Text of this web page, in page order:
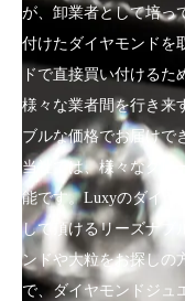
が、卸業者として培っ
付けたダイヤモンドを
ドで直接買い付ける
様々な業者間を行き来
ブルな価格でお届けで
当社では、様々なグレ
能です。Luxyのダイヤ
して頂けるリーズナブ
ンドや大粒をお探しの
で、ダイヤモンドジュ